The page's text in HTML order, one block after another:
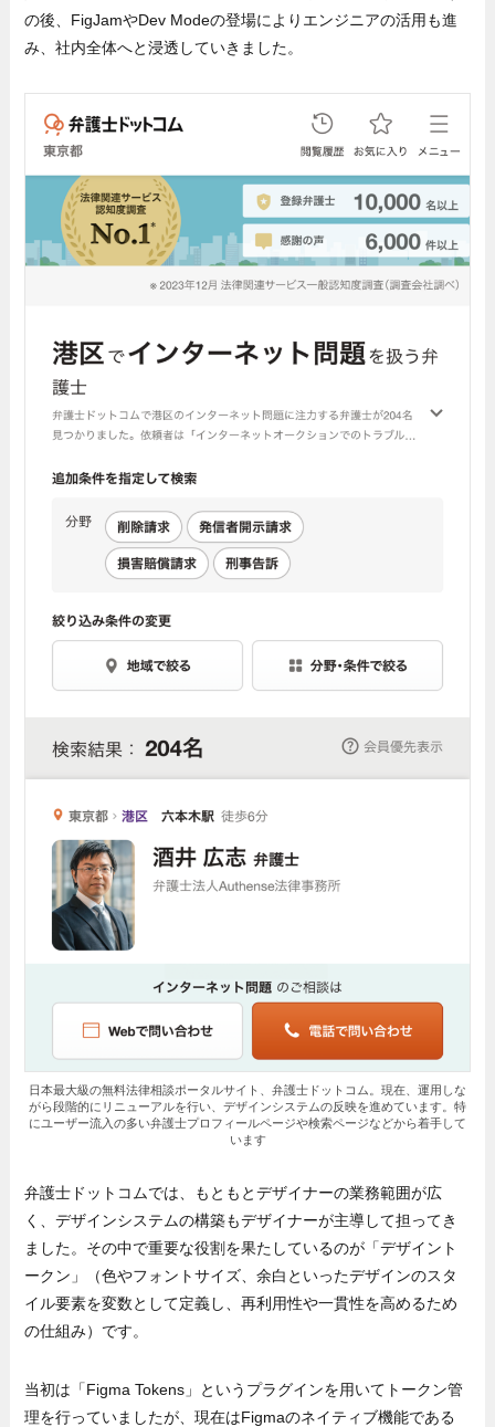
の後、FigJamやDev Modeの登場によりエンジニアの活用も進
み、社内全体へと浸透していきました。
日本最大級の無料法律相談ポータルサイト、弁護士ドットコム。現在、運用しな
がら段階的にリニューアルを行い、デザインシステムの反映を進めています。特
にユーザー流入の多い弁護士プロフィールページや検索ページなどから着手して
います
弁護士ドットコムでは、もともとデザイナーの業務範囲が広
く、デザインシステムの構築もデザイナーが主導して担ってき
ました。その中で重要な役割を果たしているのが「デザイント
ークン」（色やフォントサイズ、余白といったデザインのスタ
イル要素を変数として定義し、再利用性や一貫性を高めるため
の仕組み）です。
当初は「Figma Tokens」というプラグインを用いてトークン管
理を行っていましたが、現在はFigmaのネイティブ機能である